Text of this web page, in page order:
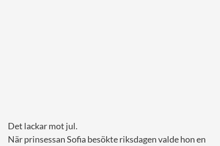
Det lackar mot jul.
När prinsessan Sofia besökte riksdagen valde hon en